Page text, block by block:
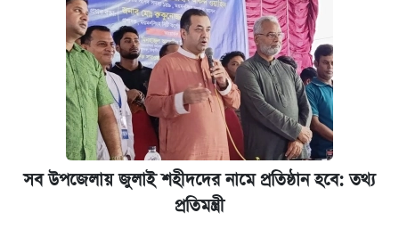
আজ শুক্রবার রাজধানীর যেসব মার্কেট-দোকানপাট
কবে শুরু হচ্ছে ঢাবির ভর্তি আবেদন, জানাল কর্তৃপক্ষ
নবম পে স্কেল বাস্তবায়ন চূড়ান্ত পর্যায়ে, যা জানালেন
অর্থমন্ত্রী
জুলাই স্মৃতি জাদুঘরে যেতে টিকিট কাটবেন যেভাবে
সব উপজেলায় জুলাই শহীদদের নামে প্রতিষ্ঠান হবে: তথ্য
প্রতিমন্ত্রী